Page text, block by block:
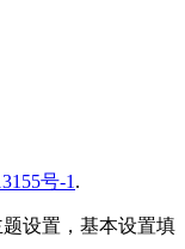
号-1 .
设置，基本设置填